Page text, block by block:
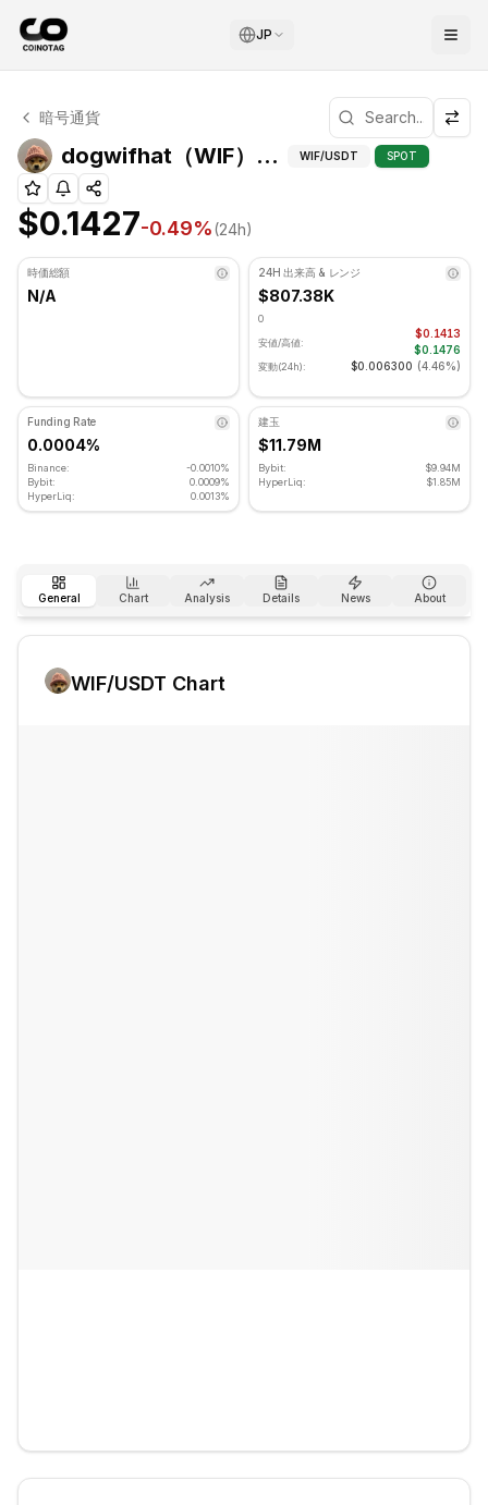
JP
dogwifhat テクニカル分析
dogwifhat 現在 $0.1427 で取引されています. RSI指標は
暗号通貨
dogwifhat（WIF）上級指標 dogwifhat（
WIF/USDT SPOT
$0.1427-0.49%(24h)
時価総額
N/A
24H 出来高 & レンジ
$807.38K
0
安値/高値:
$0.1413
$0.1476
変動(24h): $0.006300 (4.46%)
Funding Rate
0.0004%
Binance:
-0.0010%
Bybit:
0.0009%
HyperLiq:
0.0013%
建玉
$11.79M
Bybit:
$9.94M
HyperLiq:
$1.85M
General Chart Analysis Details News About
WIF/USDT Chart